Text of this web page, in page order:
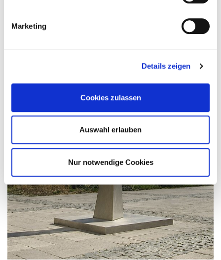
Marketing
Details zeigen
Cookies zulassen
Auswahl erlauben
Nur notwendige Cookies